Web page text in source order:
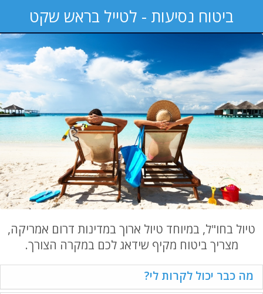
ביטוח נסיעות - לטייל בראש שקט
טיול בחו"ל, במיוחד טיול ארוך במדינות דרום אמריקה,
מצריך ביטוח מקיף שידאג לכם במקרה הצורך.
מה כבר יכול לקרות לי?